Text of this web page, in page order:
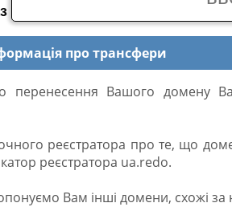
про трансфери
перенесення Вашого домену
реєстратора про те, що
реєстратора ua.redo.
Вам інші домени, схожі